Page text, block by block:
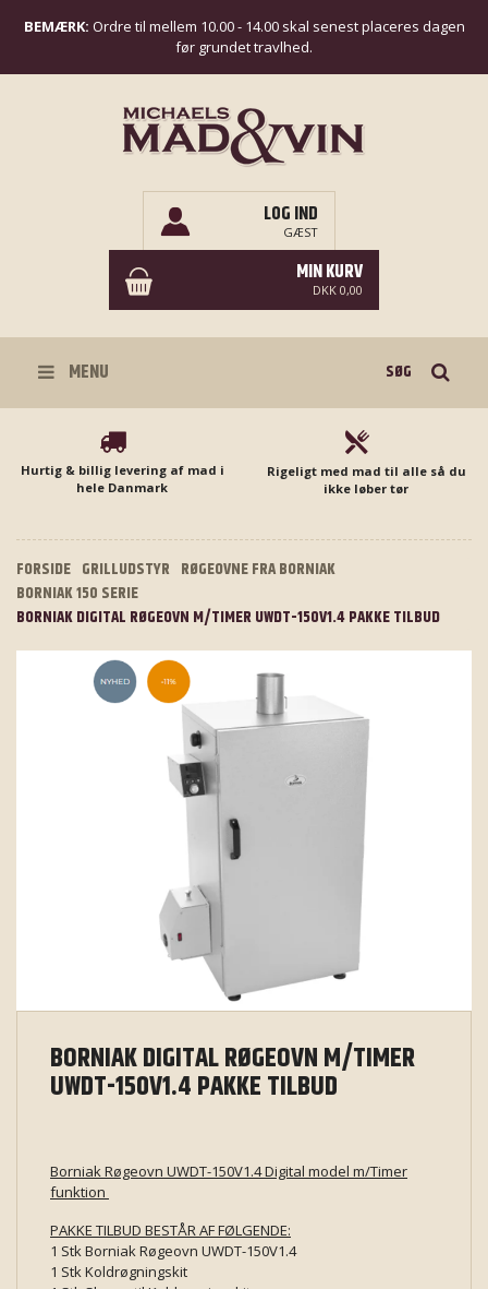
BEMÆRK: Ordre til mellem 10.00 - 14.00 skal senest placeres dagen
før grundet travlhed.
LOG IND
GÆST
MIN KURV
DKK 0,00
MENU
Hurtig & billig levering af mad i
hele Danmark
Rigeligt med mad til alle så du
ikke løber tør
FORSIDE GRILLUDSTYR RØGEOVNE FRA BORNIAK
BORNIAK 150 SERIE
BORNIAK DIGITAL RØGEOVN M/TIMER UWDT-150V1.4 PAKKE TILBUD
BORNIAK DIGITAL RØGEOVN M/TIMER
UWDT-150V1.4 PAKKE TILBUD
Borniak Røgeovn UWDT-150V1.4 Digital model m/Timer
funktion
PAKKE TILBUD BESTÅR AF FØLGENDE:
1 Stk Borniak Røgeovn UWDT-150V1.4
1 Stk Koldrøgningskit